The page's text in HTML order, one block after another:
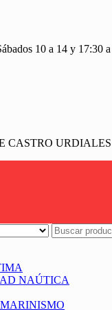
10 a 14 y 17:30
CASTRO URDIALES
NAÚTICA